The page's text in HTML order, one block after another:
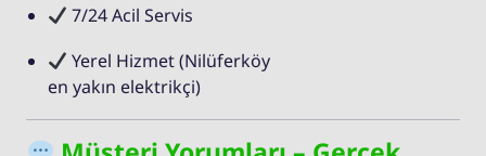
7/24 Acil Servis
Yerel Hizmet (Nilüferköy
en yakın elektrikçi)